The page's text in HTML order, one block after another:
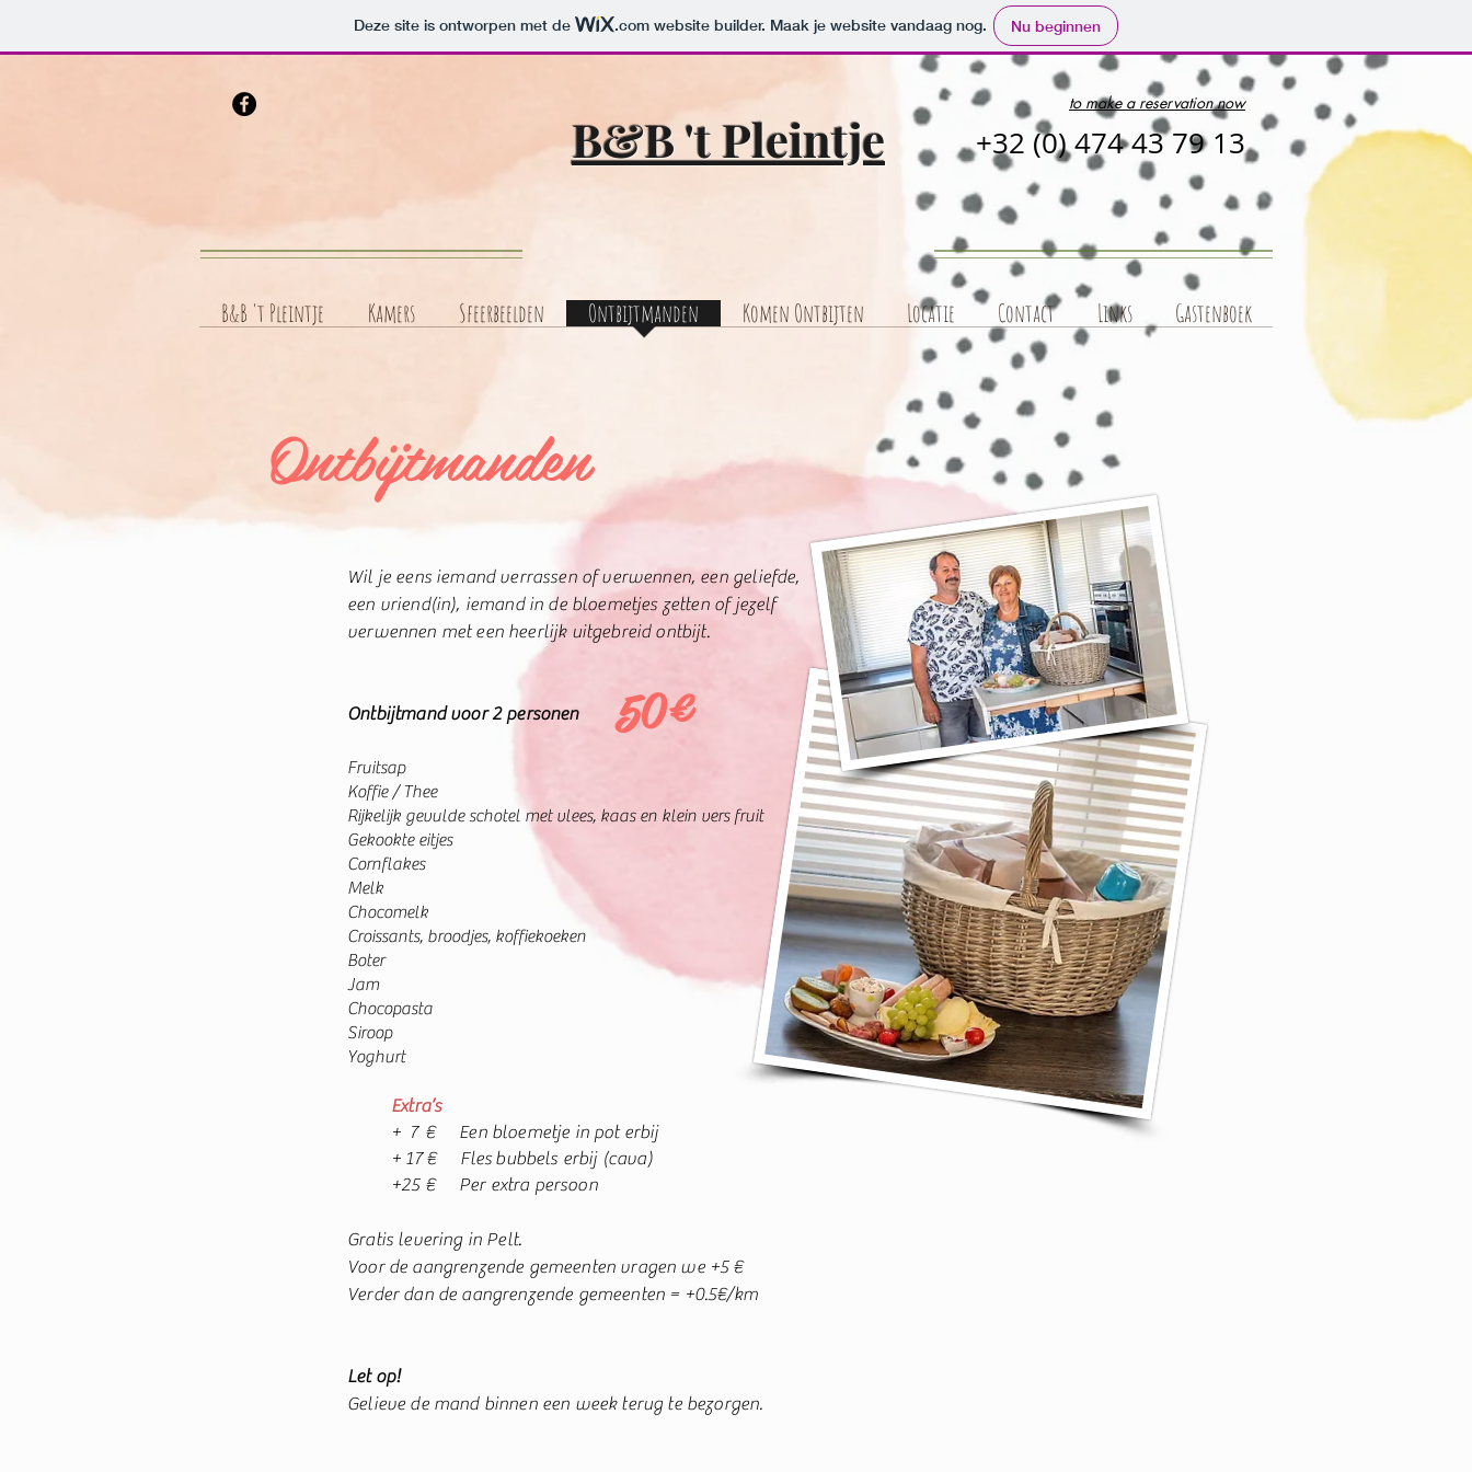
Deze site is ontworpen met de .com website builder. Maak je website vandaag nog. Nu beginnen
B&B 't Pleintje
to make a reservation now
+32 (0) 474 43 79 13
B&B 't Pleintje Kamers Sfeerbeelden Ontbijtmanden Komen Ontbijten Locatie Contact Links Gastenboek
Ontbijtmanden
Wil je eens iemand verrassen of verwennen, een geliefde,
een vriend(in), iemand in de bloemetjes zetten of jezelf
verwennen met een heerlijk uitgebreid ontbijt.
Ontbijtmand voor 2 personen
Fruitsap
Koffie / Thee
Rijkelijk gevulde schotel met vlees, kaas en klein vers fruit
Gekookte eitjes
Cornflakes
Melk
Chocomelk
Croissants, broodjes, koffiekoeken
Boter
Jam
Chocopasta
Siroop
Yoghurt
Extra’s
+ 7 € Een bloemetje in pot erbij
+ 17 € Flesbubbels erbij (cava)
+25 € Per extra persoon
Gratis levering in Pelt.
Voor de aangrenzende gemeenten vragen we +5 €
Verder dan de aangrenzende gemeenten = +0.5€/km
Let op!
Gelieve de mand binnen een week terug te bezorgen.
50€